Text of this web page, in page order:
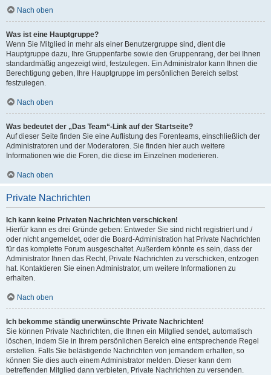
Nach oben
Was ist eine Hauptgruppe?
Wenn Sie Mitglied in mehr als einer Benutzergruppe sind, dient die
Hauptgruppe dazu, Ihre Gruppenfarbe sowie den Gruppenrang, der bei Ihnen
standardmäßig angezeigt wird, festzulegen. Ein Administrator kann Ihnen die
Berechtigung geben, Ihre Hauptgruppe im persönlichen Bereich selbst
festzulegen.
Nach oben
Was bedeutet der „Das Team“-Link auf der Startseite?
Auf dieser Seite finden Sie eine Auflistung des Forenteams, einschließlich der
Administratoren und der Moderatoren. Sie finden hier auch weitere
Informationen wie die Foren, die diese im Einzelnen moderieren.
Nach oben
Private Nachrichten
Ich kann keine Privaten Nachrichten verschicken!
Hierfür kann es drei Gründe geben: Entweder Sie sind nicht registriert und /
oder nicht angemeldet, oder die Board-Administration hat Private Nachrichten
für das komplette Forum ausgeschaltet. Außerdem könnte es sein, dass der
Administrator Ihnen das Recht, Private Nachrichten zu verschicken, entzogen
hat. Kontaktieren Sie einen Administrator, um weitere Informationen zu
erhalten.
Nach oben
Ich bekomme ständig unerwünschte Private Nachrichten!
Sie können Private Nachrichten, die Ihnen ein Mitglied sendet, automatisch
löschen, indem Sie in Ihrem persönlichen Bereich eine entsprechende Regel
erstellen. Falls Sie belästigende Nachrichten von jemandem erhalten, so
können Sie dies auch einem Administrator melden. Dieser kann dem
betreffenden Mitglied dann verbieten, Private Nachrichten zu versenden.